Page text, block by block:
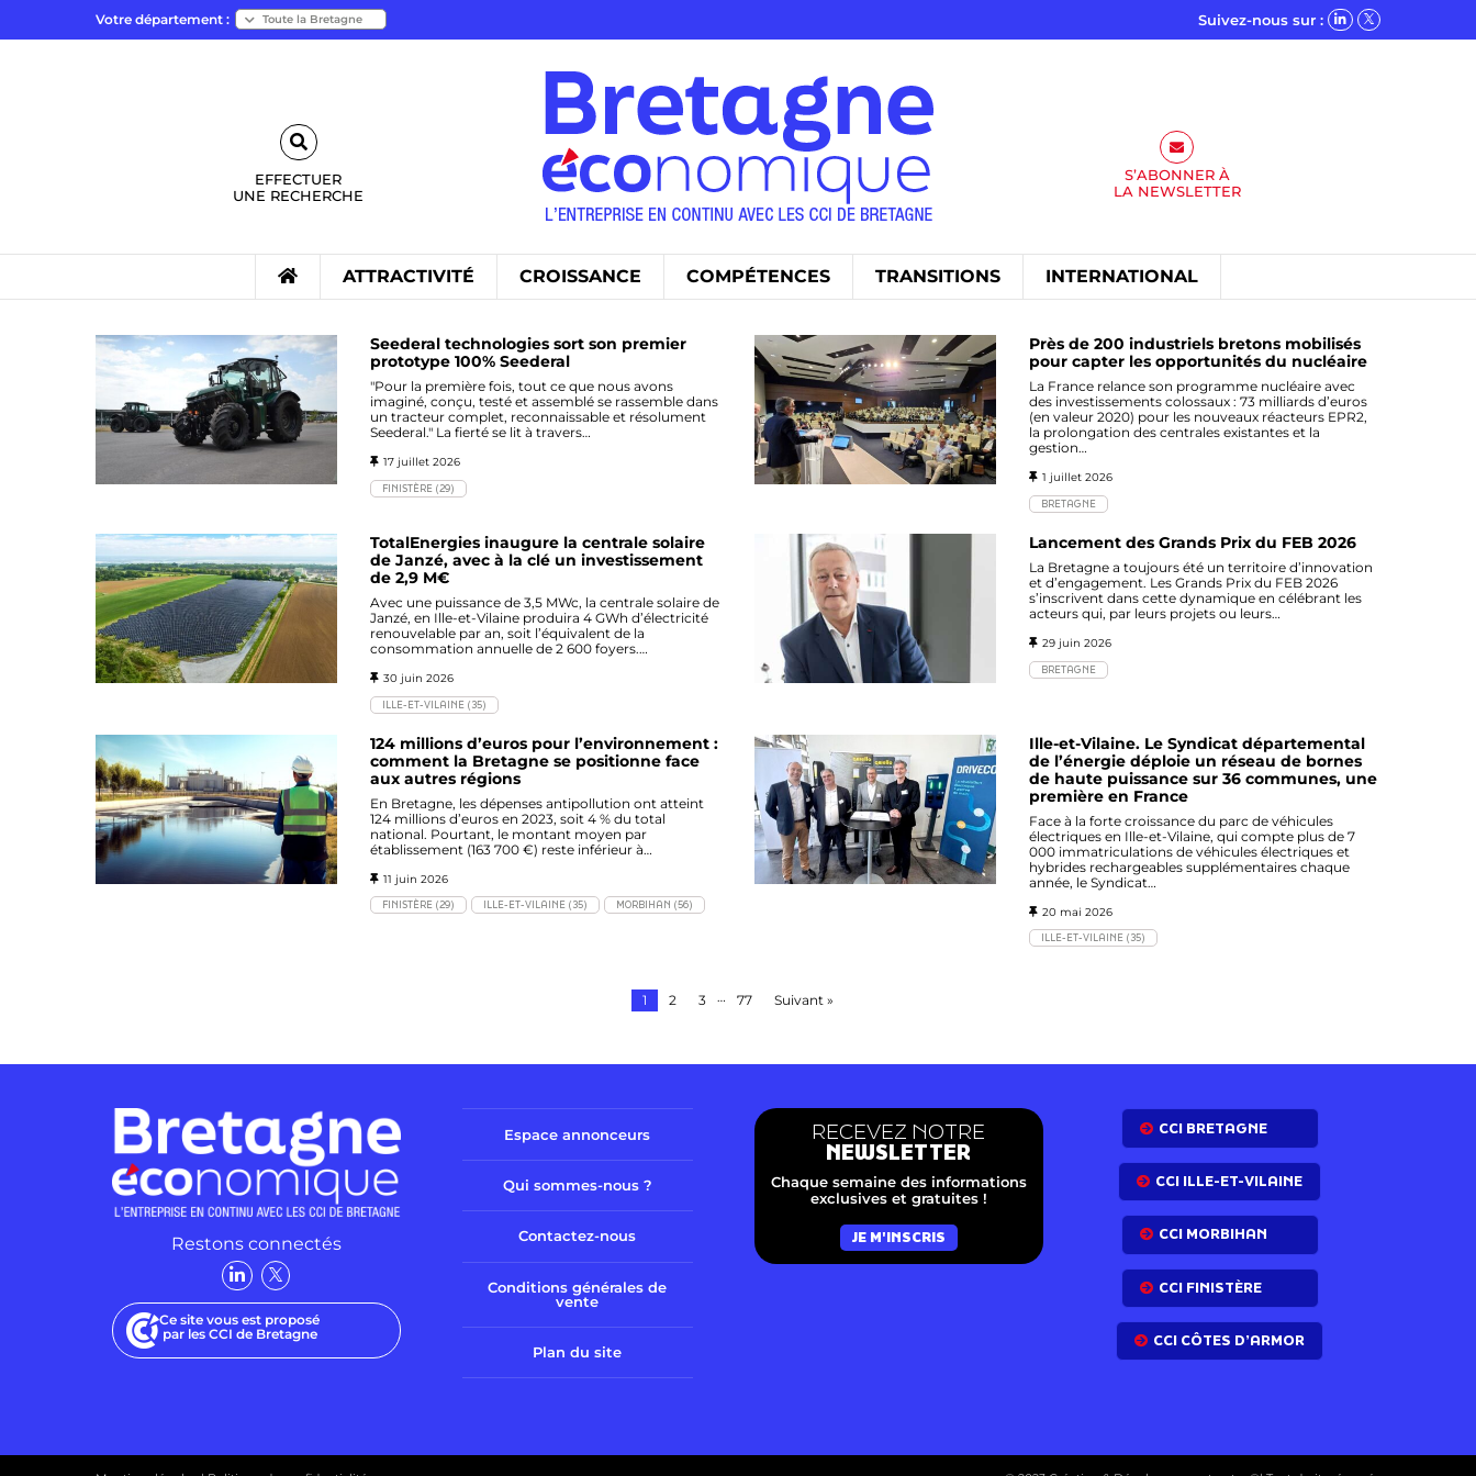
Votre département : Suivez-nous sur :
EFFECTUER
UNE RECHERCHE
S’ABONNER À
LA NEWSLETTER
ATTRACTIVITÉ CROISSANCE COMPÉTENCES TRANSITIONS INTERNATIONAL
Seederal technologies sort son premier
prototype 100% Seederal
"Pour la première fois, tout ce que nous avons
imaginé, conçu, testé et assemblé se rassemble dans
un tracteur complet, reconnaissable et résolument
Seederal." La fierté se lit à travers…
17 juillet 2026
FINISTÈRE (29)
Près de 200 industriels bretons mobilisés
pour capter les opportunités du nucléaire
La France relance son programme nucléaire avec
des investissements colossaux : 73 milliards d’euros
(en valeur 2020) pour les nouveaux réacteurs EPR2,
la prolongation des centrales existantes et la
gestion…
1 juillet 2026
BRETAGNE
TotalEnergies inaugure la centrale solaire
de Janzé, avec à la clé un investissement
de 2,9 M€
Avec une puissance de 3,5 MWc, la centrale solaire de
Janzé, en Ille-et-Vilaine produira 4 GWh d’électricité
renouvelable par an, soit l’équivalent de la
consommation annuelle de 2 600 foyers.…
30 juin 2026
ILLE-ET-VILAINE (35)
Lancement des Grands Prix du FEB 2026
La Bretagne a toujours été un territoire d’innovation
et d’engagement. Les Grands Prix du FEB 2026
s’inscrivent dans cette dynamique en célébrant les
acteurs qui, par leurs projets ou leurs…
29 juin 2026
BRETAGNE
124 millions d’euros pour l’environnement :
comment la Bretagne se positionne face
aux autres régions
En Bretagne, les dépenses antipollution ont atteint
124 millions d’euros en 2023, soit 4 % du total
national. Pourtant, le montant moyen par
établissement (163 700 €) reste inférieur à…
11 juin 2026
FINISTÈRE (29) ILLE-ET-VILAINE (35) MORBIHAN (56)
Ille-et-Vilaine. Le Syndicat départemental
de l’énergie déploie un réseau de bornes
de haute puissance sur 36 communes, une
première en France
Face à la forte croissance du parc de véhicules
électriques en Ille-et-Vilaine, qui compte plus de 7
000 immatriculations de véhicules électriques et
hybrides rechargeables supplémentaires chaque
année, le Syndicat…
20 mai 2026
ILLE-ET-VILAINE (35)
1 2 3 … 77 Suivant »
Restons connectés
Ce site vous est proposé
par les CCI de Bretagne
Espace annonceurs
Qui sommes-nous ?
Contactez-nous
Conditions générales de
vente
Plan du site
RECEVEZ NOTRE
NEWSLETTER
Chaque semaine des informations
exclusives et gratuites !
JE M'INSCRIS
CCI BRETAGNE
CCI ILLE-ET-VILAINE
CCI MORBIHAN
CCI FINISTÈRE
CCI CÔTES D’ARMOR